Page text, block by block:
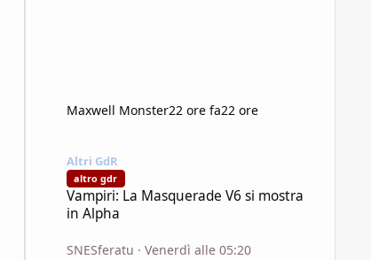
Maxwell Monster22 ore fa22 ore
Altri GdR
altro gdr
Vampiri: La Masquerade V6 si mostra
in Alpha
SNESferatu · Venerdì alle 05:20